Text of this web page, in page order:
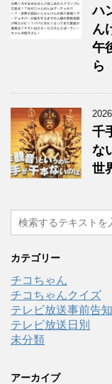
ハ
ん
午
ら
千
な
世
カテゴリー
チコちゃん
チコちゃんクイズ
テレビ放送事前告知
テレビ放送日別
未分類
アーカイブ